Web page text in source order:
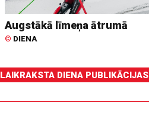
Augstākā līmeņa ātrumā
© DIENA
LAIKRAKSTA DIENA PUBLIKĀCIJAS